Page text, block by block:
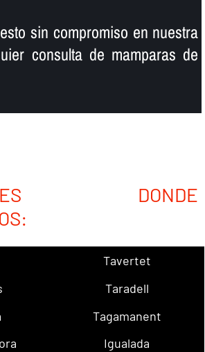
sin compromiso en nuestra
consulta de mamparas de
DONDE
Tavertet
Taradell
Tagamanent
Igualada